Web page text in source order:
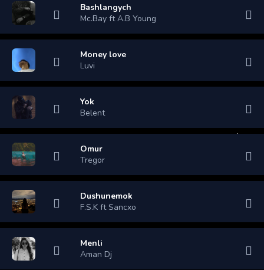
Bashlangych
Mc.Bay ft A.B Young
Money love
Luvi
Yok
Belent
Omur
Tregor
Dushunemok
F.S.K ft Sancxo
Menli
Aman Dj